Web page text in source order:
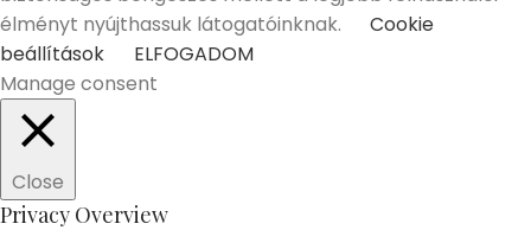
élményt nyújthassuk látogatóinknak.
Cookie
beállítások
ELFOGADOM
Manage consent
Close
Privacy Overview